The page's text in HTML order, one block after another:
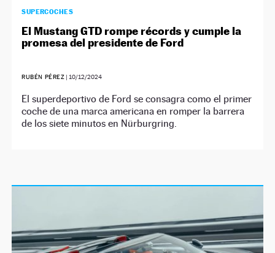
SUPERCOCHES
El Mustang GTD rompe récords y cumple la
promesa del presidente de Ford
RUBÉN PÉREZ | 10/12/2024
El superdeportivo de Ford se consagra como el primer
coche de una marca americana en romper la barrera
de los siete minutos en Nürburgring.